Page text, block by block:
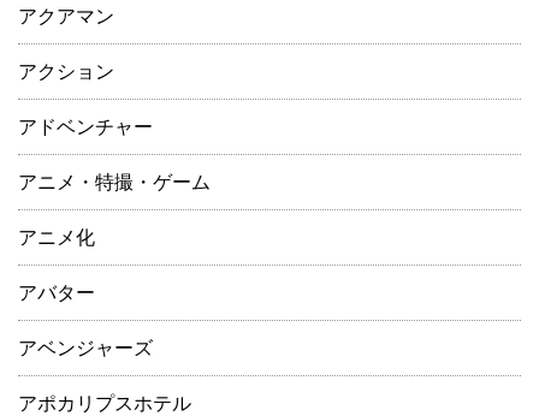
アクアマン
アクション
アドベンチャー
アニメ・特撮・ゲーム
アニメ化
アバター
アベンジャーズ
アポカリプスホテル